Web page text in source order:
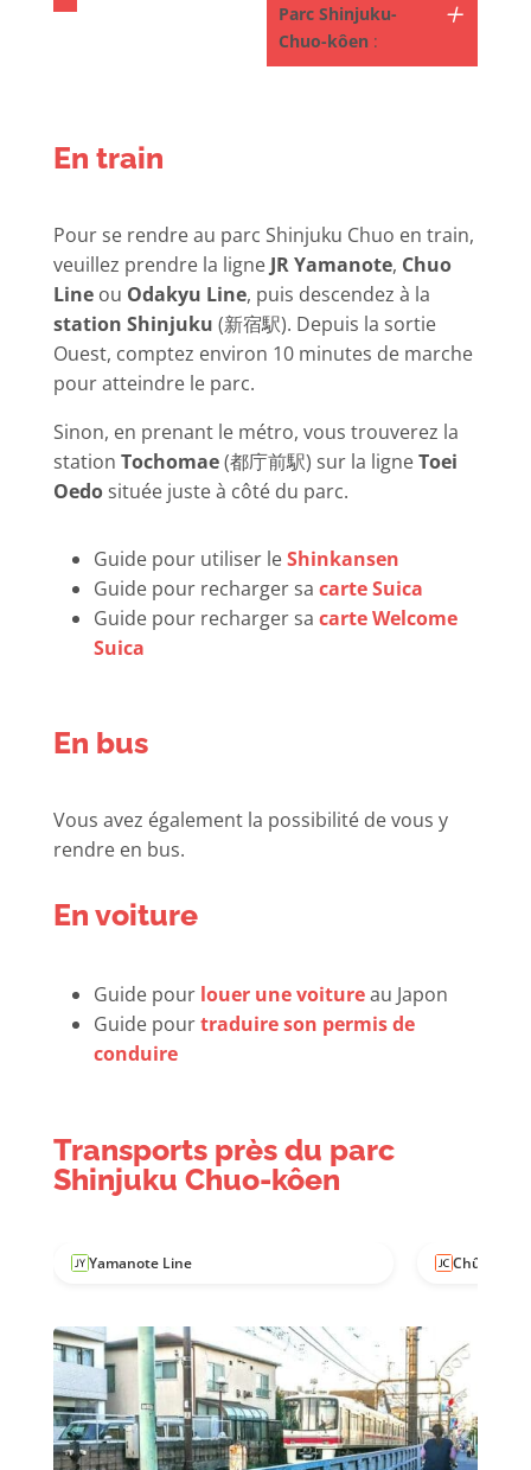
Parc Shinjuku-
Chuo-kôen:
En train
Pour se rendre au parc Shinjuku Chuo en train,
veuillez prendre la ligne JR Yamanote, Chuo
Lineou Odakyu Line, puis descendez à la
station Shinjuku (新宿駅). Depuis la sortie
Ouest, comptez environ 10 minutes de marche
pour atteindre le parc.
Sinon, en prenant le métro, vous trouverez la
station Tochomae(都庁前駅) sur la ligneToei
Oedosituée juste à côté du parc.
Guide pour utiliser leShinkansen
Guide pour recharger sa carte Suica
Guide pour recharger sa carte Welcome
Suica
En bus
Vous avez également la possibilité de vous y
rendre en bus.
En voiture
Guide pour louer une voitureau Japon
Guide pourtraduire son permis de
conduire
Transports près du parc
Shinjuku Chuo-kôen
Yamanote Line Chûô Line